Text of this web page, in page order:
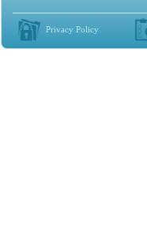
Privacy Policy